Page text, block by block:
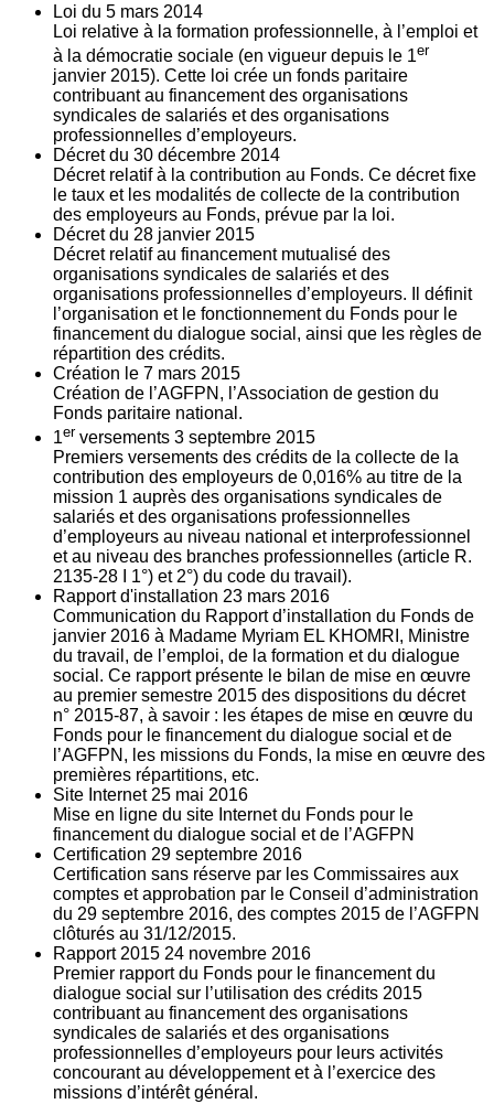
Loi du 5 mars 2014
Loi relative à la formation professionnelle, à l’emploi et
à la démocratie sociale (en vigueur depuis le 1er
janvier 2015). Cette loi crée un fonds paritaire
contribuant au financement des organisations
syndicales de salariés et des organisations
professionnelles d’employeurs.
Décret du 30 décembre 2014
Décret relatif à la contribution au Fonds. Ce décret fixe
le taux et les modalités de collecte de la contribution
des employeurs au Fonds, prévue par la loi.
Décret du 28 janvier 2015
Décret relatif au financement mutualisé des
organisations syndicales de salariés et des
organisations professionnelles d’employeurs. Il définit
l’organisation et le fonctionnement du Fonds pour le
financement du dialogue social, ainsi que les règles de
répartition des crédits.
Création le 7 mars 2015
Création de l’AGFPN, l’Association de gestion du
Fonds paritaire national.
1er versements 3 septembre 2015
Premiers versements des crédits de la collecte de la
contribution des employeurs de 0,016% au titre de la
mission 1 auprès des organisations syndicales de
salariés et des organisations professionnelles
d’employeurs au niveau national et interprofessionnel
et au niveau des branches professionnelles (article R.
2135‐28 I 1°) et 2°) du code du travail).
Rapport d'installation 23 mars 2016
Communication du Rapport d’installation du Fonds de
janvier 2016 à Madame Myriam EL KHOMRI, Ministre
du travail, de l’emploi, de la formation et du dialogue
social. Ce rapport présente le bilan de mise en œuvre
au premier semestre 2015 des dispositions du décret
n° 2015-87, à savoir : les étapes de mise en œuvre du
Fonds pour le financement du dialogue social et de
l’AGFPN, les missions du Fonds, la mise en œuvre des
premières répartitions, etc.
Site Internet 25 mai 2016
Mise en ligne du site Internet du Fonds pour le
financement du dialogue social et de l’AGFPN
Certification 29 septembre 2016
Certification sans réserve par les Commissaires aux
comptes et approbation par le Conseil d’administration
du 29 septembre 2016, des comptes 2015 de l’AGFPN
clôturés au 31/12/2015.
Rapport 2015 24 novembre 2016
Premier rapport du Fonds pour le financement du
dialogue social sur l’utilisation des crédits 2015
contribuant au financement des organisations
syndicales de salariés et des organisations
professionnelles d’employeurs pour leurs activités
concourant au développement et à l’exercice des
missions d’intérêt général.